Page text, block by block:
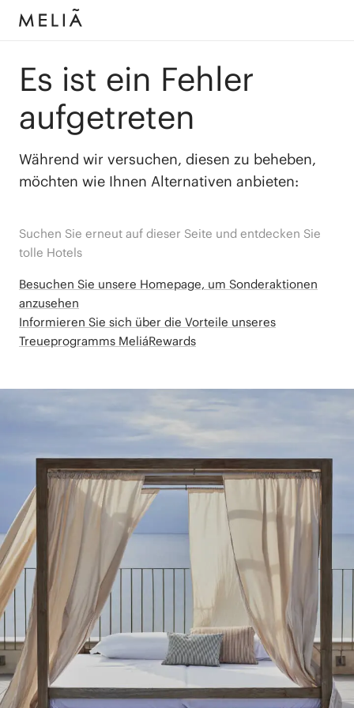
Es ist ein Fehler
aufgetreten
Während wir versuchen, diesen zu beheben,
möchten wie Ihnen Alternativen anbieten:
Suchen Sie erneut auf dieser Seite und entdecken Sie
tolle Hotels
Besuchen Sie unsere Homepage, um Sonderaktionen
anzusehen
Informieren Sie sich über die Vorteile unseres
Treueprogramms MeliáRewards